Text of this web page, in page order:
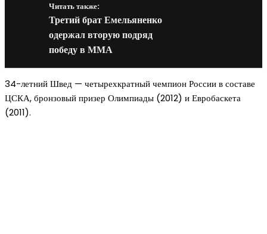
Читать также:
Третий брат Емельяненко
одержал вторую подряд
победу в ММА
34-летний Швед — четырехкратный чемпион России в составе
ЦСКА, бронзовый призер Олимпиады (2012) и Евробаскета
(2011).